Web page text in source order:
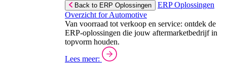
Back to ERP Oplossingen
ERP Oplossingen
Overzicht for Automotive
Van voorraad tot verkoop en service: ontdek de
ERP-oplossingen die jouw aftermarketbedrijf in
topvorm houden.
Lees meer: